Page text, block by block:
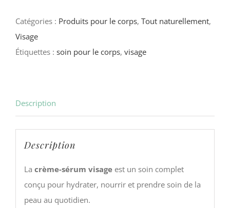
sérum
–
Catégories : Produits pour le corps, Tout naturellement,
Visage
Étiquettes : soin pour le corps, visage
Description
Description
La crème-sérum visageest un soin complet
conçu pour hydrater, nourrir et prendre soin de la
peau au quotidien.